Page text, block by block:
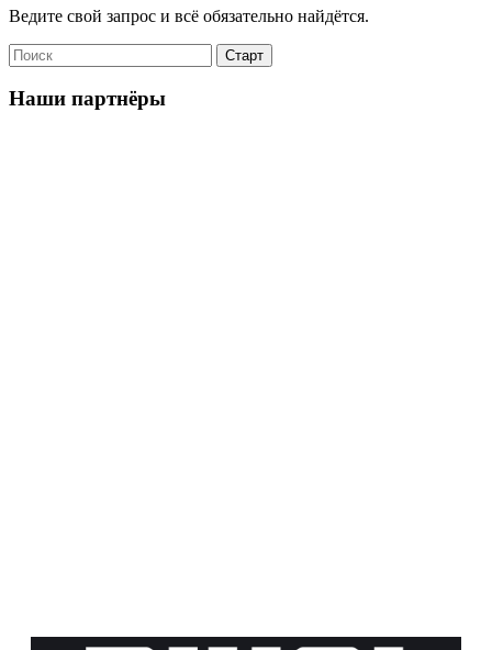
Ведите свой запрос и всё обязательно найдётся.
Наши партнёры